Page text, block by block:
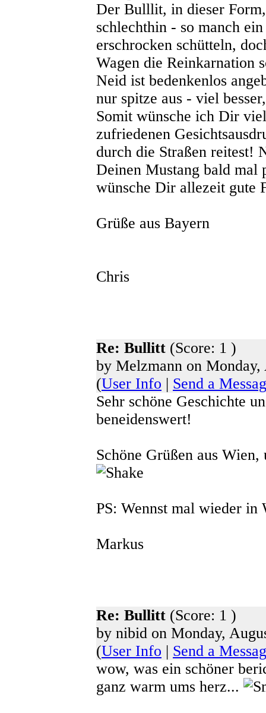
Der Bulllit, in dieser
schlechthin - so manch
erschrocken schütteln,
Wagen die Reinkarnation
Neid ist bedenkenlos
nur spitze aus - viel
Somit wünsche ich Dir
zufriedenen
durch die Straßen reitest!
Deinen Mustang bald mal
wünsche Dir allezeit gute
Grüße aus Bayern
Chris
Re: Bullitt (Score: 1 )
by Melzmann on
(User Info | Send a
Sehr schöne Geschichte
beneidenswert!
Schöne Grüßen aus
PS: Wennst mal wieder
Markus
Re: Bullitt (Score: 1 )
by nibid on Monday,
(User Info | Send a
wow, was ein schöner
ganz warm ums herz...